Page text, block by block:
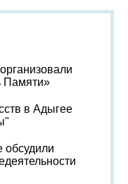
Памяти»
в Адыгее
обсудили